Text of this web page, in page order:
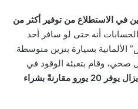
في الاستطلاع من توفير أكثر من
أنه حتى لو سافر أحد
الألمانية بسيارة بنزين متوسطة
وقام بتعبئة الوقود في
لا يزال يوفر 20 يورو مقارنةً بشراء